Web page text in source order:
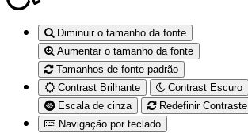
Diminuir o tamanho da fonte
Aumentar o tamanho da fonte
Tamanhos de fonte padrão
Contrast Brilhante
Contrast Escuro
Escala de cinza
Redefinir Contraste
Navigação por teclado